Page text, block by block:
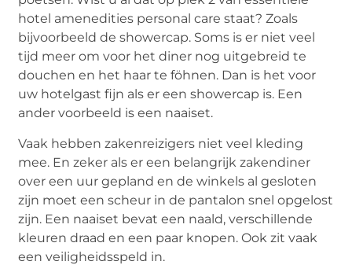
hotel amenedities personal care staat? Zoals
bijvoorbeeld de showercap. Soms is er niet veel
tijd meer om voor het diner nog uitgebreid te
douchen en het haar te föhnen. Dan is het voor
uw hotelgast fijn als er een showercap is. Een
ander voorbeeld is een naaiset.
Vaak hebben zakenreizigers niet veel kleding
mee. En zeker als er een belangrijk zakendiner
over een uur gepland en de winkels al gesloten
zijn moet een scheur in de pantalon snel opgelost
zijn. Een naaiset bevat een naald, verschillende
kleuren draad en een paar knopen. Ook zit vaak
een veiligheidsspeld in.